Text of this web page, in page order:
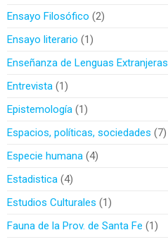
Ensayo Filosófico 2
Ensayo literario
1
Enseñanza de Lenguas Extranjeras
Entrevista 1
Epistemología 1
Espacios, políticas, sociedades
7
Especie humana 4
Estadistica 4
Estudios Culturales
1
Fauna de la Prov. de Santa Fe
1